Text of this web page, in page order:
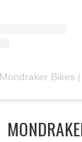
Bikes